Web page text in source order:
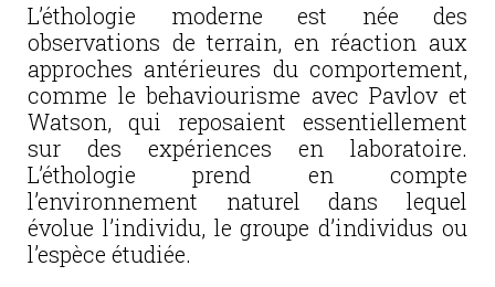
L’éthologie moderne est née des
observations de terrain, en réaction aux
approches antérieures du comportement,
comme le behaviourisme avec Pavlov et
Watson, qui reposaient essentiellement
sur des expériences en laboratoire.
L’éthologie prend en compte
l’environnement naturel dans lequel
évolue l’individu, le groupe d’individus ou
l’espèce étudiée.